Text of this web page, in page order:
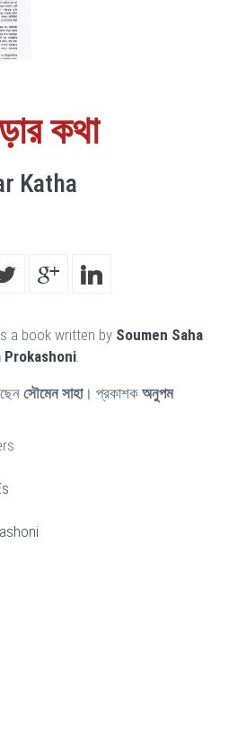
কথা
Katha
a book written by Soumen Saha
Prokashoni
সৌমেন সাহা। প্রকাশক অনুপম